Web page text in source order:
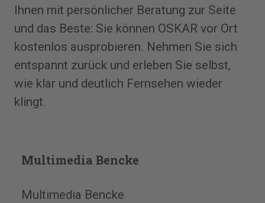
Ihnen mit persönlicher Beratung zur Seite
und das Beste: Sie können OSKAR vor Ort
kostenlos ausprobieren. Nehmen Sie sich
entspannt zurück und erleben Sie selbst,
wie klar und deutlich Fernsehen wieder
klingt.
Multimedia Bencke
Multimedia Bencke